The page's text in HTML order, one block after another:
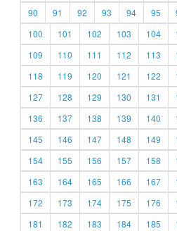
90
91 92 93 94 95
100
101 102 103 104
109
110 111 112 113
118
119 120 121 122
127
128 129 130 131
136
137 138 139 140
145
146 147 148 149
154
155 156 157 158
163
164 165 166 167
172
173 174 175 176
181
182 183 184 185